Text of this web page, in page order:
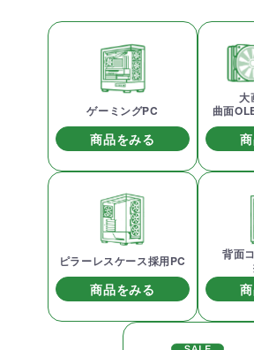
ゲーミングPC
商品をみる
大
曲面
ピラーレスケース採用PC
商品をみる
背面